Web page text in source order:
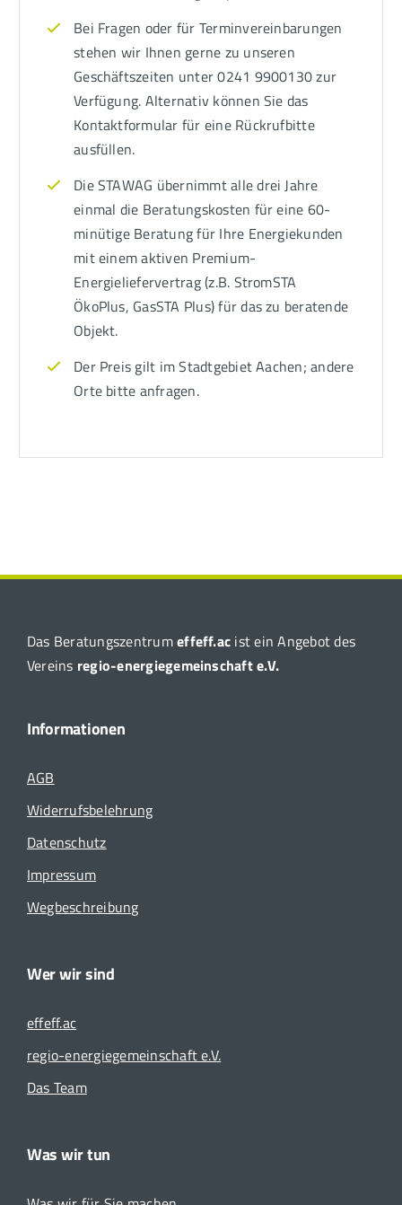
Bei Fragen oder für Terminvereinbarungen
stehen wir Ihnen gerne zu unseren
Geschäftszeiten unter 0241 9900130 zur
Verfügung. Alternativ können Sie das
Kontaktformular für eine Rückrufbitte
ausfüllen.
Die STAWAG übernimmt alle drei Jahre
einmal die Beratungskosten für eine 60-
minütige Beratung für Ihre Energiekunden
mit einem aktiven Premium-
Energieliefervertrag (z.B. StromSTA
ÖkoPlus, GasSTA Plus) für das zu beratende
Objekt.
Der Preis gilt im Stadtgebiet Aachen; andere
Orte bitte anfragen.
Das Beratungszentrumeffeff.ac ist ein Angebot des
Vereins regio-energiegemeinschaft e.V.
Informationen
AGB
Widerrufsbelehrung
Datenschutz
Impressum
Wegbeschreibung
Wer wir sind
effeff.ac
regio-energiegemeinschaft e.V.
Das Team
Was wir tun